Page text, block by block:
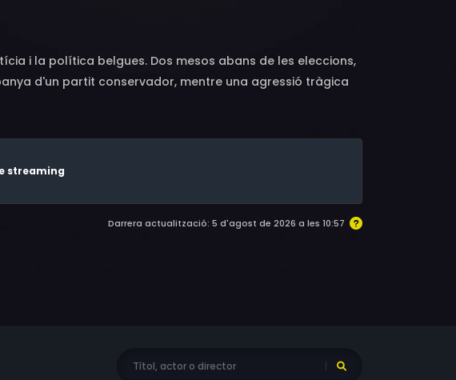
i la política belgues. Dos mesos abans de les eleccions,
d'un partit conservador, mentre una agressió tràgica
violència masclista i notícies falses en una
streaming
Darrera actualització: 5 d'agost de 2026 a les 10:57